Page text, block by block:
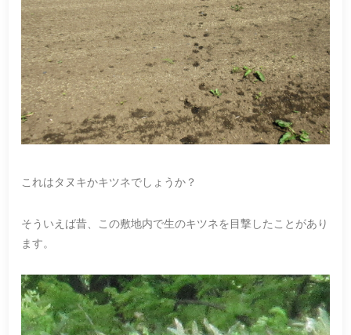
これはタヌキかキツネでしょうか？
そういえば昔、この敷地内で生のキツネを目撃したことがあり
ます。